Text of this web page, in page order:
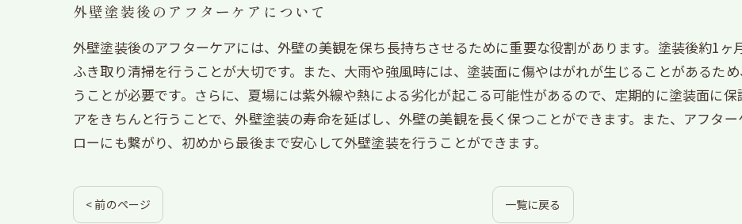
外壁塗装後のアフターケアについて
外壁塗装後のアフターケアには、外壁の美観を保ち長持ちさせるために重要な役割があります。塗装後約1ヶ
ふき取り清掃を行うことが大切です。また、大雨や強風時には、塗装面に傷やはがれが生じることがあるた
うことが必要です。さらに、夏場には紫外線や熱による劣化が起こる可能性があるので、定期的に塗装面に
アをきちんと行うことで、外壁塗装の寿命を延ばし、外壁の美観を長く保つことができます。また、アフタ
ローにも繋がり、初めから最後まで安心して外壁塗装を行うことができます。
< 前のページ 一覧に戻る